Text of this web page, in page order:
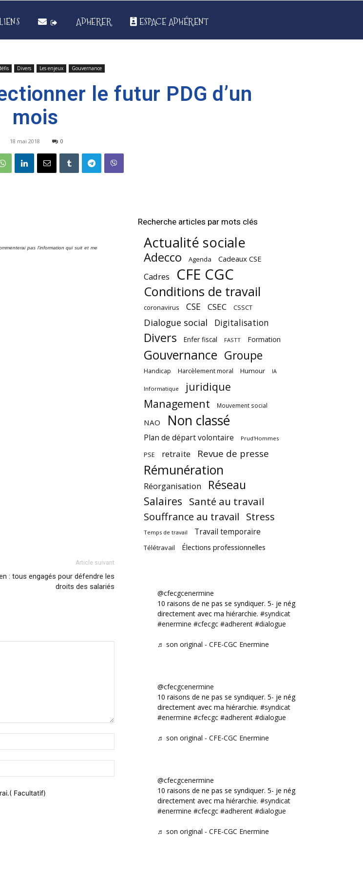
ADHERER ESPACE ADHÉRENT
Divers Les enjeux Gouvernance
le futur PDG d’un
mois
18 mai 2018 0
pas l’information qui suit et me
Article suivant
: tous engagés pour défendre les
droits des salariés
Facultatif)
Recherche articles par mots clés
Actualité sociale
Adecco Agenda Cadeaux CSE
Cadres CFE CGC
Conditions de travail
coronavirus CSE CSEC CSSCT
Dialogue social Digitalisation
Divers Enfer fiscal FASTT Formation
Gouvernance Groupe
Handicap Harcèlement moral Humour IA
Informatique
juridique
Management
Mouvement social
NAO Non classé
Plan de départ volontaire Prud'Hommes
PSE retraite Revue de presse
Rémunération
Réorganisation Réseau
Salaires Santé au travail
Souffrance au travail Stress
Temps de travail Travail temporaire
Télétravail Élections professionnelles
@cfecgcenermine
10 raisons de ne pas se syndiquer. 5- je négocie
directement avec ma hiérarchie. #syndicat
#enermine #cfecgc #adherent #dialogue
♬ son original - CFE-CGC Enermine
@cfecgcenermine
10 raisons de ne pas se syndiquer. 5- je négocie
directement avec ma hiérarchie. #syndicat
#enermine #cfecgc #adherent #dialogue
♬ son original - CFE-CGC Enermine
@cfecgcenermine
10 raisons de ne pas se syndiquer. 5- je négocie
directement avec ma hiérarchie. #syndicat
#enermine #cfecgc #adherent #dialogue
♬ son original - CFE-CGC Enermine